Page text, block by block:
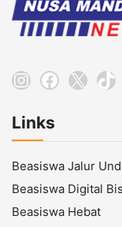
Instagram
X
Links
Beasiswa Jalur
Beasiswa Digital
Beasiswa Hebat